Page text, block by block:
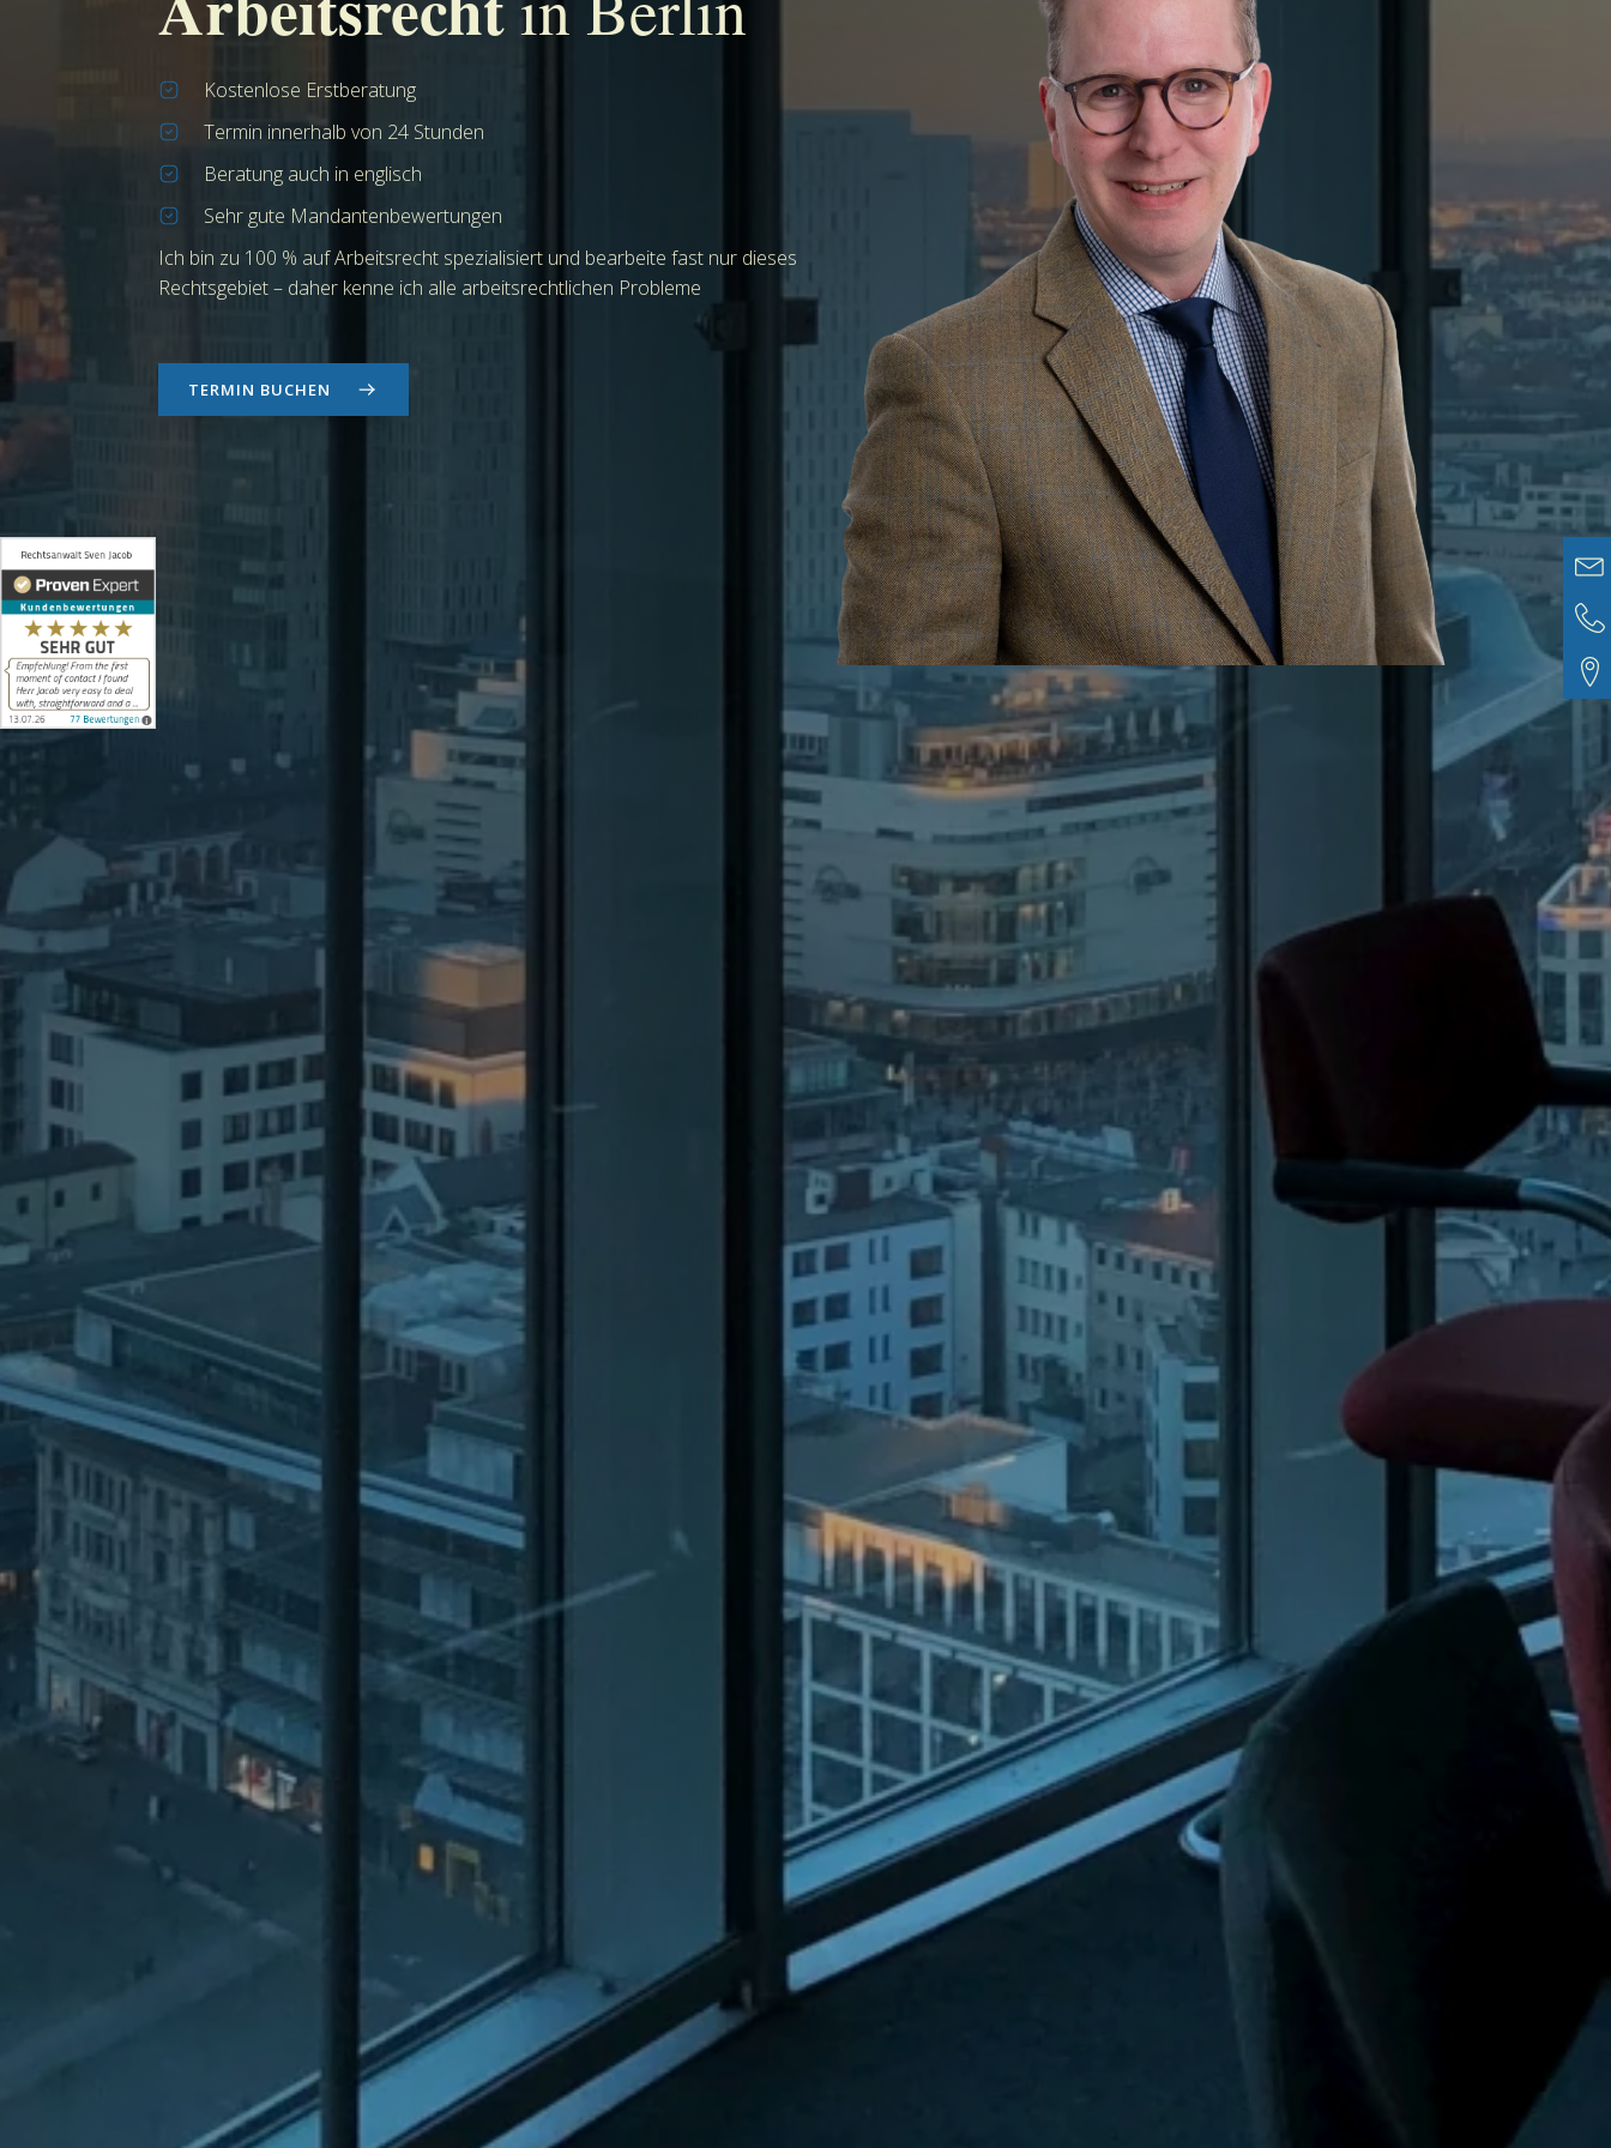
Kostenlose Erstberatung
Termin innerhalb von 24 Stunden
Beratung auch in englisch
Sehr gute Mandantenbewertungen
Ich bin zu 100 % auf Arbeitsrecht spezialisiert und bearbeite fast nur dieses
Rechtsgebiet – daher kenne ich alle arbeitsrechtlichen Probleme
TERMIN BUCHEN